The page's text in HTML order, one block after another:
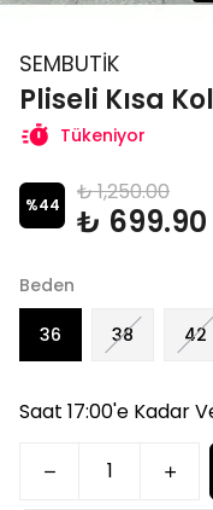
SEMBUTİK
Pliseli Kısa
Tükeniyor
%44 ₺ 1,250.00
₺ 699.90
Beden
36 38 42
Saat 17:00'e Kadar